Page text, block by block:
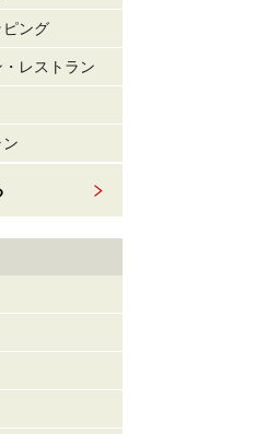
ング
レストラン